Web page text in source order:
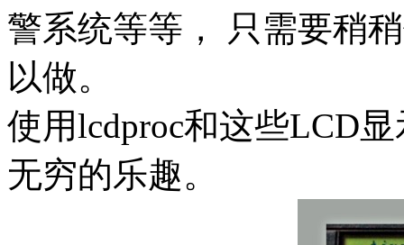
警系统等等， 只需要稍
以做。
使用lcdproc和这些LCD
无穷的乐趣。